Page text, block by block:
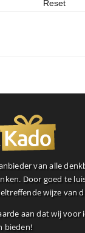
Reset
van alle
Door goed te
wijze van
aan dat wij voor
bieden!